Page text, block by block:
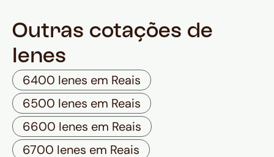
Outras cotações de
Ienes
6400 Ienes em Reais
6500 Ienes em Reais
6600 Ienes em Reais
6700 Ienes em Reais